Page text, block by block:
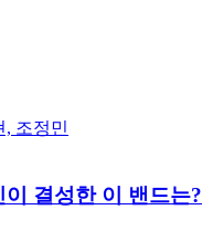
결성한 이 밴드는?